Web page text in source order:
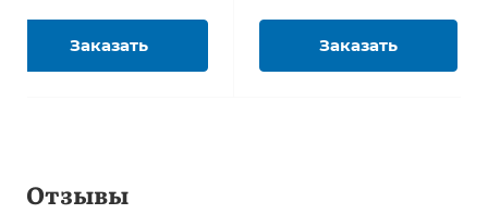
Заказать Заказать
Отзывы